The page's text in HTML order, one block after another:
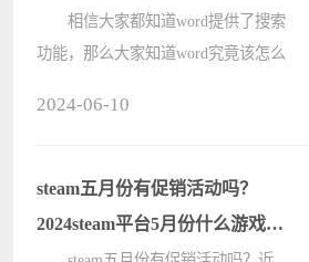
相信大家都知道word提供了搜索
功能，那么大家知道word究竟该怎么
先，开启word文档，选择开始菜单
2024-06-10
steam五月份有促销活动吗？
2024steam平台5月份什么游戏打